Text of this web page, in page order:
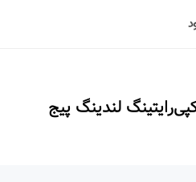
لندینگ پیج